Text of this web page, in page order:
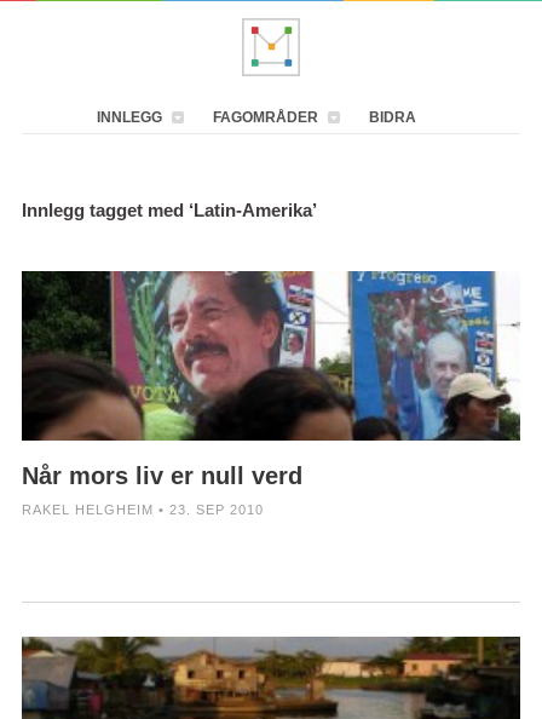
INNLEGG FAGOMRÅDER BIDRA
Innlegg tagget med ‘Latin-Amerika’
Når mors liv er null verd
RAKEL HELGHEIM • 23. SEP 2010